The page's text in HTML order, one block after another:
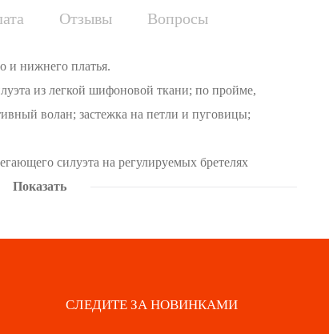
Отзывы Вопросы
и нижнего платья.
из легкой шифоновой ткани; по пройме,
волан; застежка на петли и пуговицы;
силуэта на регулируемых бретелях
полностью соответствует заявленному размеру.
бережный либо деликатный режим;
выше 30 градусов.
Показать
СЛЕДИТЕ ЗА НОВИНКАМИ